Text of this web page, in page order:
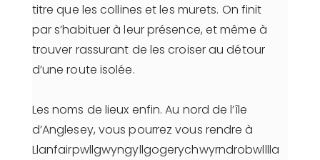
titre que les collines et les murets. On finit
par s’habituer à leur présence, et même à
trouver rassurant de les croiser au détour
d’une route isolée.
Les noms de lieux enfin. Au nord de l’île
d’Anglesey, vous pourrez vous rendre à
Llanfairpwllgwyngyllgogerychwyrndrobwlllla